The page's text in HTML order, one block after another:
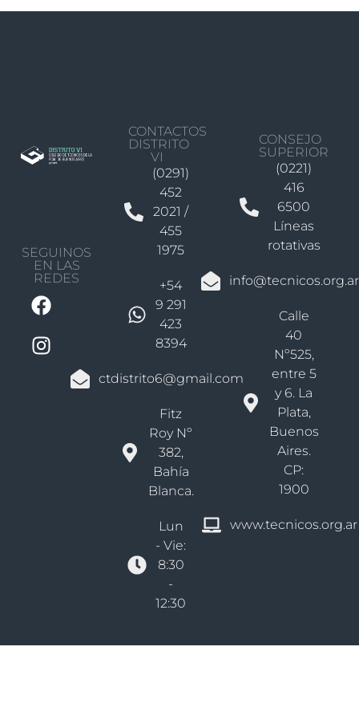
SEGUINOS
EN LAS
REDES
CONTACTOS
DISTRITO
VI
(0291)
452
2021 /
455
1975
+54
9 291
423
8394
ctdistrito6@gmail.com
Fitz
Roy Nº
382,
Bahía
Blanca.
Lun
- Vie:
8:30
-
12:30
CONSEJO
SUPERIOR
(0221)
416
6500
Líneas
rotativas
info@tecnicos.org.ar
Calle
40
Nº525,
entre 5
y 6. La
Plata,
Buenos
Aires.
CP:
1900
www.tecnicos.org.ar